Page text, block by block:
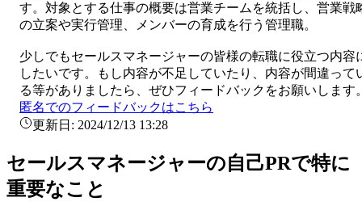
す。対象とする仕事の概要は営業チームを統括し、営業戦
の立案や実行管理、メンバーの育成を行う管理職。
少しでもセールスマネージャーの皆様の転職に役立つ内容
したいです。もし内容が不足していたり、内容が間違って
る等がありましたら、ぜひフィードバックをお願いします
匿名でのフィードバックはこちら
更新日: 2024/12/13 13:28
セールスマネージャーの自己PRで特に
重要なこと